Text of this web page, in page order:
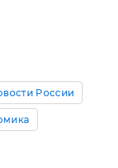
России